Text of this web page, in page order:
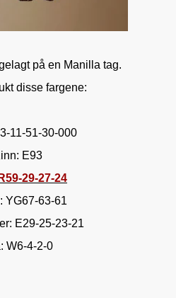
på en Manilla tag.
disse fargene:
11-51-30-000
E93
29-27-24
YG67-63-61
E29-25-23-21
W6-4-2-0